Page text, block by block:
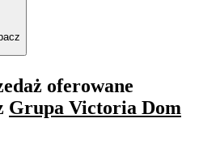
oferowane
Grupa Victoria Dom